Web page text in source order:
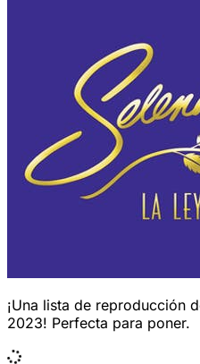
¡Una lista de reproducción
2023! Perfecta para poner.